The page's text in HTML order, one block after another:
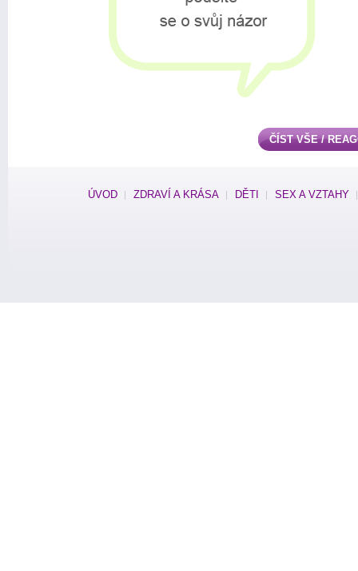
ČÍST VŠE /
ÚVOD ZDRAVÍ A KRÁSA DĚTI SEX A VZTAHY